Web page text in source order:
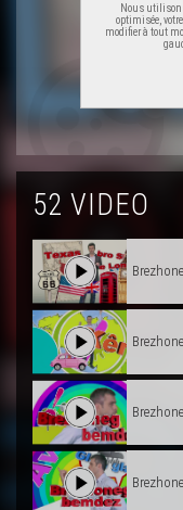
Nous
optimisée,
modifier à tout
52 VIDEO